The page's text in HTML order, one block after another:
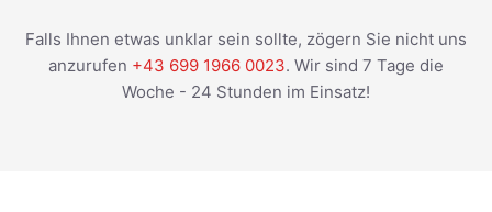
Falls Ihnen etwas unklar sein sollte, zögern Sie nicht uns
anzurufen +43 699 1966 0023. Wir sind 7 Tage die
Woche - 24 Stunden im Einsatz!